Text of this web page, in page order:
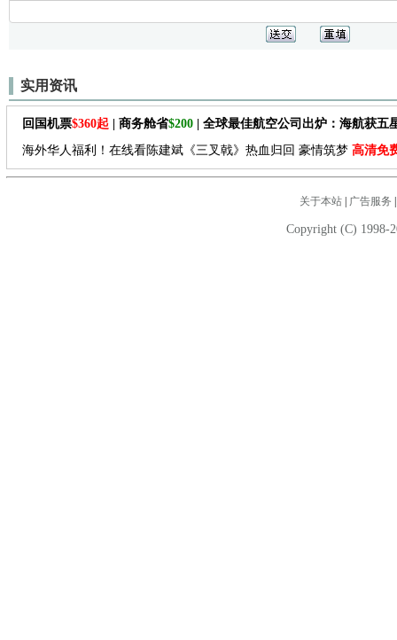
实用资讯
回国机票$360起 | 商务舱省$200 | 全球最佳航空公司出炉：海航获五
海外华人福利！在线看陈建斌《三叉戟》热血归回 豪情筑梦 高清免
关于本站| 广告服务
Copyright (C) 1998-